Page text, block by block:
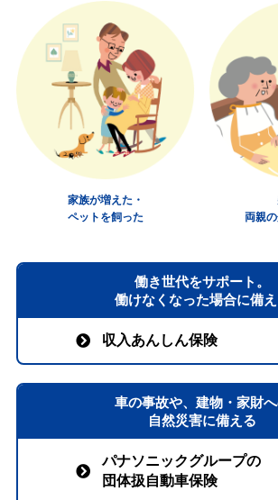
家族が増えた・
ペットを飼った
両親
働き世代をサポート。
働けなくなった場合に備
収入あんしん保険
車の事故や、建物・家財
自然災害に備える
パナソニックグループの
団体扱自動車保険